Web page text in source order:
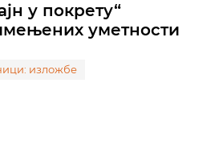
у покрету“
уметности
изложбе